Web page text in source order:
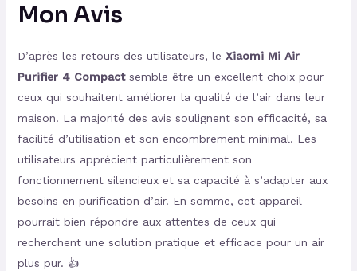
Mon Avis
D’après les retours des utilisateurs, le Xiaomi Mi Air
Purifier 4 Compactsemble être un excellent choix pour
ceux qui souhaitent améliorer la qualité de l’air dans leur
maison. La majorité des avis soulignent son efficacité, sa
facilité d’utilisation et son encombrement minimal. Les
utilisateurs apprécient particulièrement son
fonctionnement silencieux et sa capacité à s’adapter aux
besoins en purification d’air. En somme, cet appareil
pourrait bien répondre aux attentes de ceux qui
recherchent une solution pratique et efficace pour un air
plus pur. 👍